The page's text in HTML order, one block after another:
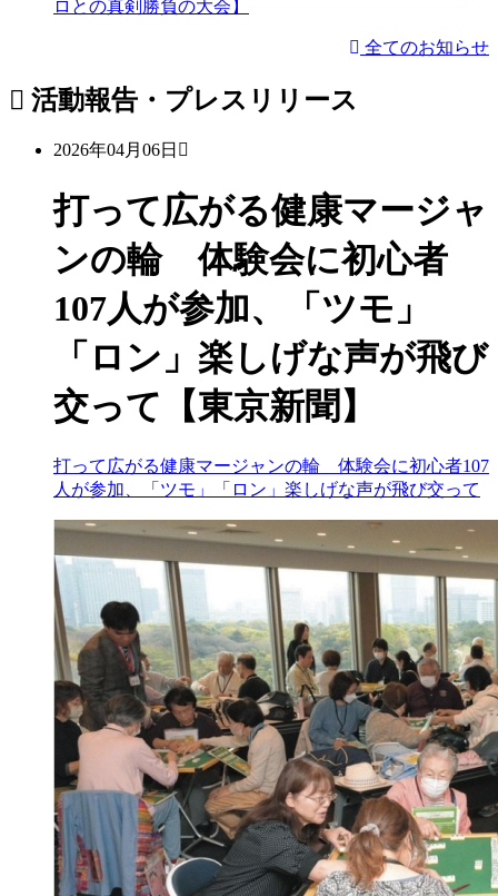
ロとの真剣勝負の大会】
全てのお知らせ
活動報告・プレスリリース
2026年04月06日
打って広がる健康マージャ
ンの輪 体験会に初心者
107人が参加、「ツモ」
「ロン」楽しげな声が飛び
交って【東京新聞】
打って広がる健康マージャンの輪 体験会に初心者107
人が参加、「ツモ」「ロン」楽しげな声が飛び交って